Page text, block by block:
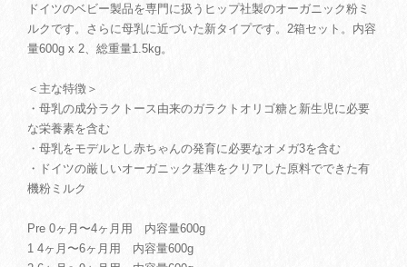
ドイツのベビー製品を専門に扱うヒップ社製のオーガニック粉ミ
ルクです。さらに母乳に近づいた新タイプです。2箱セット。内容
量600g x 2、総重量1.5kg。
＜主な特徴＞
・母乳の成分ラクトース由来のガラクトオリゴ糖と新生児に必要
な栄養素を含む
・母乳をモデルとし赤ちゃんの発育に必要なオメガ3を含む
・ドイツの厳しいオーガニック基準をクリアした原料でできた有
機粉ミルク
Pre 0ヶ月〜4ヶ月用 内容量600g
1 4ヶ月〜6ヶ月用 内容量600g